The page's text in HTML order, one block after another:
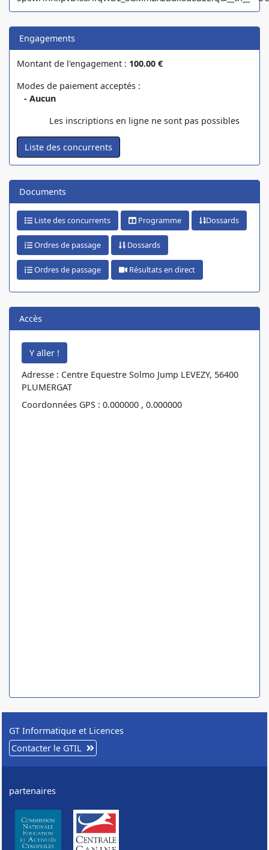
Engagements
Montant de l'engagement : 100.00 €
Modes de paiement acceptés :
- Aucun
Les inscriptions en ligne ne sont pas possibles
Documents
Liste des concurrents Programme Dossards
Ordres de passage Dossards
Ordres de passage Résultats en direct
Accès
Adresse : Centre Equestre Solmo Jump LEVEZY, 56400
PLUMERGAT
Coordonnées GPS : 0.000000 , 0.000000
GT Informatique et Licences
Contacter le GTIL
partenaires